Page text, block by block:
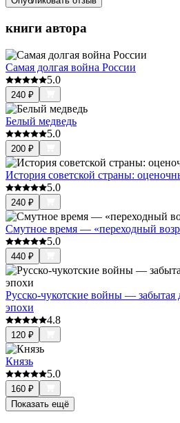
книги автора
Самая долгая война России
5.0
240 ₽
Белый медведь
5.0
200 ₽
История советской страны:
5.0
240 ₽
Смутное время — «переходный
5.0
440 ₽
Русско-чукотские войны — забытая
эпохи
4.8
120 ₽
Князь
5.0
160 ₽
Показать ещё